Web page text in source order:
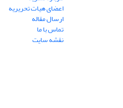
اعضای هیات تحریریه
ارسال مقاله
تماس با ما
نقشه سایت